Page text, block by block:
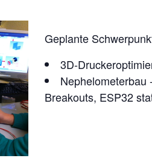
Geplante
3D-
Nephelometerbau
Breakouts, ESP32